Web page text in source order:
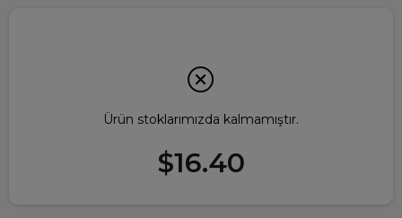
Ürün stoklarımızda kalmamıştır.
$16.40